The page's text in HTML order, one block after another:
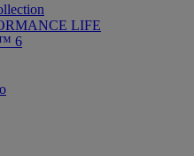
LIFE
6